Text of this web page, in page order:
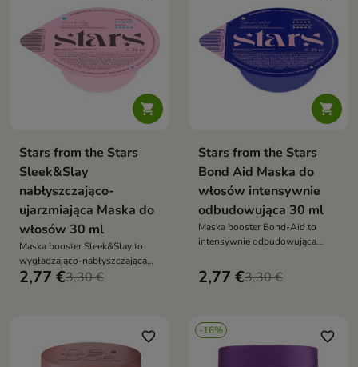

Stars from the Stars
Sleek&Slay
nabłyszczająco-
ujarzmiająca Maska do
włosów 30 ml
Maska booster Sleek&Slay to
wygładzająco-nabłyszczająca
pielęgnacja, która redukuje
2,77 €3,30 €

Stars from the Stars
Bond Aid Maska do
włosów intensywnie
odbudowująca 30 ml
Maska booster Bond-Aid to
intensywnie odbudowująca
poprawia ich elastyczność i
przywraca im zdrowy wygląd
2,77 €3,30 €
favorite_border -16% favorite_border